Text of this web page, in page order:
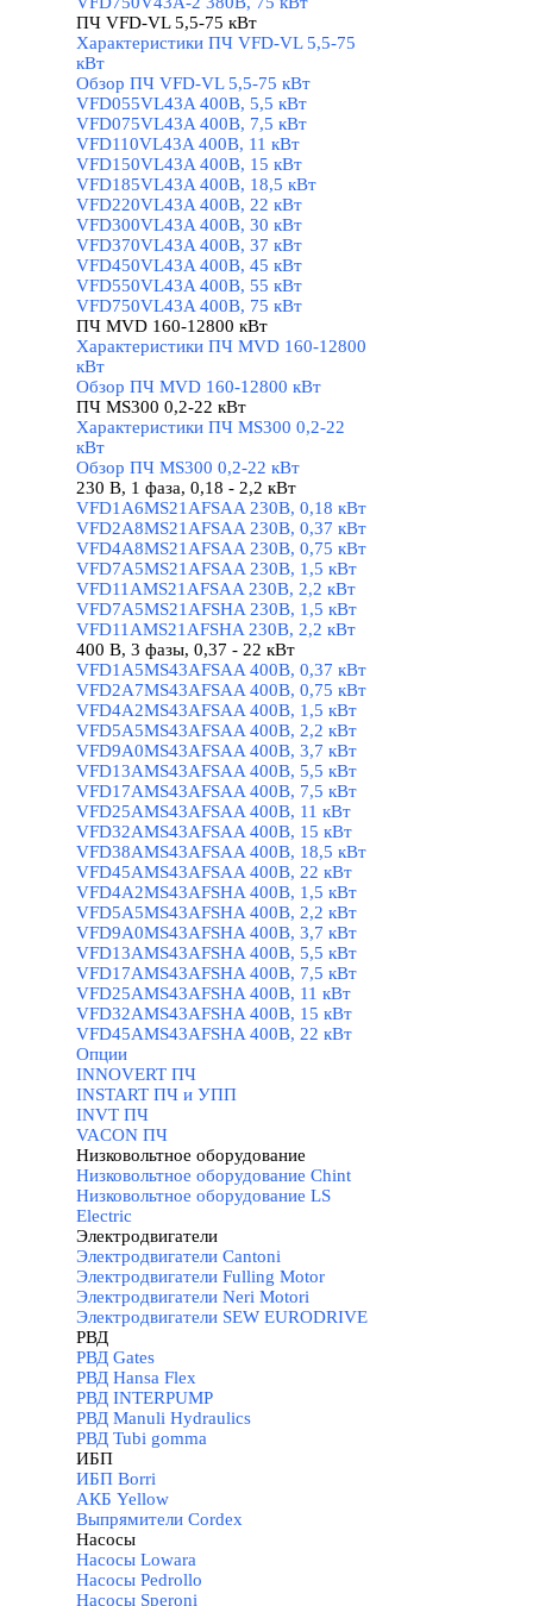
ПЧ VFD-VL 5,5-75 кВт
Характеристики ПЧ VFD-VL 5,5-75
кВт
Обзор ПЧ VFD-VL 5,5-75 кВт
VFD055VL43A 400В, 5,5 кВт
VFD075VL43A 400В, 7,5 кВт
VFD110VL43A 400В, 11 кВт
VFD150VL43A 400В, 15 кВт
VFD185VL43A 400В, 18,5 кВт
VFD220VL43A 400В, 22 кВт
VFD300VL43A 400В, 30 кВт
VFD370VL43A 400В, 37 кВт
VFD450VL43A 400В, 45 кВт
VFD550VL43A 400В, 55 кВт
VFD750VL43A 400В, 75 кВт
ПЧ MVD 160-12800 кВт
Характеристики ПЧ MVD 160-12800
кВт
Обзор ПЧ MVD 160-12800 кВт
ПЧ MS300 0,2-22 кВт
Характеристики ПЧ MS300 0,2-22
кВт
Обзор ПЧ MS300 0,2-22 кВт
230 В, 1 фаза, 0,18 - 2,2 кВт
VFD1A6MS21AFSAA 230В, 0,18 кВт
VFD2A8MS21AFSAA 230В, 0,37 кВт
VFD4A8MS21AFSAA 230В, 0,75 кВт
VFD7A5MS21AFSAA 230В, 1,5 кВт
VFD11AMS21AFSAA 230В, 2,2 кВт
VFD7A5MS21AFSHA 230В, 1,5 кВт
VFD11AMS21AFSHA 230В, 2,2 кВт
400 В, 3 фазы, 0,37 - 22 кВт
VFD1A5MS43AFSAA 400В, 0,37 кВт
VFD2A7MS43AFSAA 400В, 0,75 кВт
VFD4A2MS43AFSAA 400В, 1,5 кВт
VFD5A5MS43AFSAA 400В, 2,2 кВт
VFD9A0MS43AFSAA 400В, 3,7 кВт
VFD13AMS43AFSAA 400В, 5,5 кВт
VFD17AMS43AFSAA 400В, 7,5 кВт
VFD25AMS43AFSAA 400В, 11 кВт
VFD32AMS43AFSAA 400В, 15 кВт
VFD38AMS43AFSAA 400В, 18,5 кВт
VFD45AMS43AFSAA 400В, 22 кВт
VFD4A2MS43AFSHA 400В, 1,5 кВт
VFD5A5MS43AFSHA 400В, 2,2 кВт
VFD9A0MS43AFSHA 400В, 3,7 кВт
VFD13AMS43AFSHA 400В, 5,5 кВт
VFD17AMS43AFSHA 400В, 7,5 кВт
VFD25AMS43AFSHA 400В, 11 кВт
VFD32AMS43AFSHA 400В, 15 кВт
VFD45AMS43AFSHA 400В, 22 кВт
Опции
INNOVERT ПЧ
INSTART ПЧ и УПП
INVT ПЧ
VACON ПЧ
Низковольтное оборудование
Низковольтное оборудование Chint
Низковольтное оборудование LS
Electric
Электродвигатели
Электродвигатели Cantoni
Электродвигатели Fulling Motor
Электродвигатели Neri Motori
Электродвигатели SEW EURODRIVE
РВД
РВД Gates
РВД Hansa Flex
РВД INTERPUMP
РВД Manuli Hydraulics
РВД Tubi gomma
ИБП
ИБП Borri
АКБ Yellow
Выпрямители Cordex
Насосы
Насосы Lowara
Насосы Pedrollo
Насосы Speroni